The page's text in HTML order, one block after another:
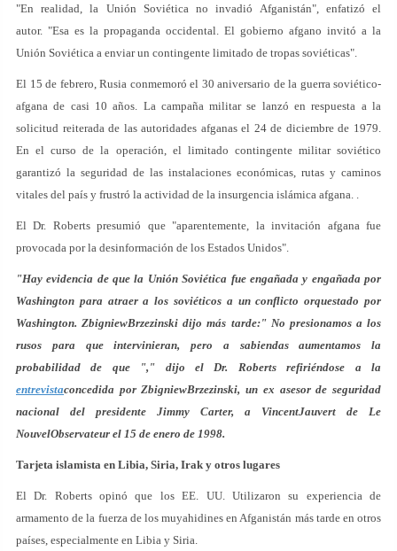
"En realidad, la Unión Soviética no invadió Afganistán", enfatizó el
autor. "Esa es la propaganda occidental. El gobierno afgano invitó a la
Unión Soviética a enviar un contingente limitado de tropas soviéticas".
El 15 de febrero, Rusia conmemoró el 30 aniversario de la guerra soviético-
afgana de casi 10 años. La campaña militar se lanzó en respuesta a la
solicitud reiterada de las autoridades afganas el 24 de diciembre de 1979.
En el curso de la operación, el limitado contingente militar soviético
garantizó la seguridad de las instalaciones económicas, rutas y caminos
vitales del país y frustró la actividad de la insurgencia islámica afgana. .
El Dr. Roberts presumió que "aparentemente, la invitación afgana fue
provocada por la desinformación de los Estados Unidos".
"Hay evidencia de que la Unión Soviética fue engañada y engañada por
Washington para atraer a los soviéticos a un conflicto orquestado por
Washington. ZbigniewBrzezinski dijo más tarde:" No presionamos a los
rusos para que intervinieran, pero a sabiendas aumentamos la
probabilidad de que "," dijo el Dr. Roberts refiriéndose a la
entrevistaconcedida por ZbigniewBrzezinski, un ex asesor de seguridad
nacional del presidente Jimmy Carter, a VincentJauvert de Le
NouvelObservateur el 15 de enero de 1998.
Tarjeta islamista en Libia, Siria, Irak y otros lugares
El Dr. Roberts opinó que los EE. UU. Utilizaron su experiencia de
armamento de la fuerza de los muyahidines en Afganistán más tarde en otros
países, especialmente en Libia y Siria.